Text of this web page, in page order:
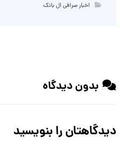
اخبار صرافی ال بانک
بدون دیدگاه
دیدگاهتان را بنویسید